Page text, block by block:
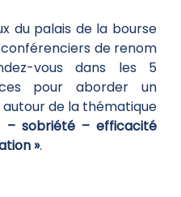
du palais de la bourse
conférenciers de renom
vous dans les 5
pour aborder un
de la thématique
– sobriété – efficacité
».